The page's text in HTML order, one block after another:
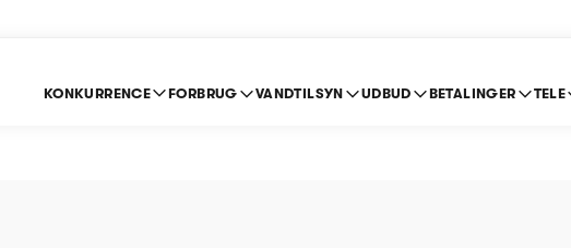
KONKURRENCE FORBRUG VANDTILSYN UDBUD BETALINGER TELE